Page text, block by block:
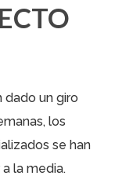
dado un giro
los
se han
la media.